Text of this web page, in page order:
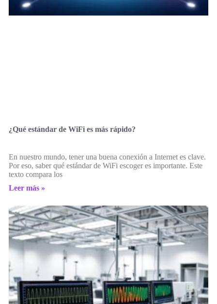
¿Qué estándar de WiFi es más rápido?
En nuestro mundo, tener una buena conexión a Internet es clave.
Por eso, saber qué estándar de WiFi escoger es importante. Este
texto compara los
Leer más »